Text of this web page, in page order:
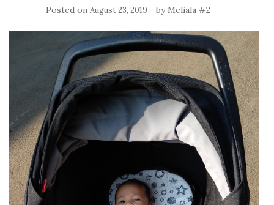
Posted on August 23, 2019 byMeliala #2